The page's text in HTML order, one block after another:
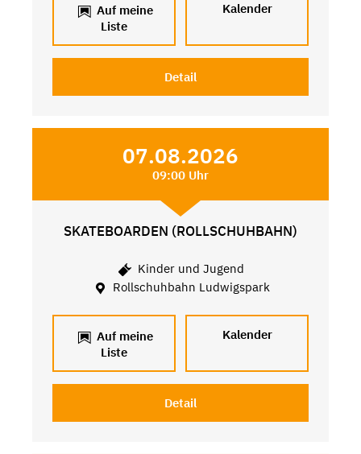
Auf meine
Liste
Kalender
Detail
07.08.2026
09:00 Uhr
SKATEBOARDEN (ROLLSCHUHBAHN)
Kinder und Jugend
Rollschuhbahn Ludwigspark
Auf meine
Liste
Kalender
Detail